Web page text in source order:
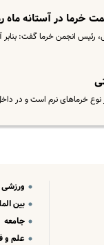
خرما در آستانه
آمار سالانه ۷۰ درصد خرمای تولیدی در بازار داخل و صنایع
نوع خرماهای نرم است و در
ورزشی
بین
جامعه
علم و